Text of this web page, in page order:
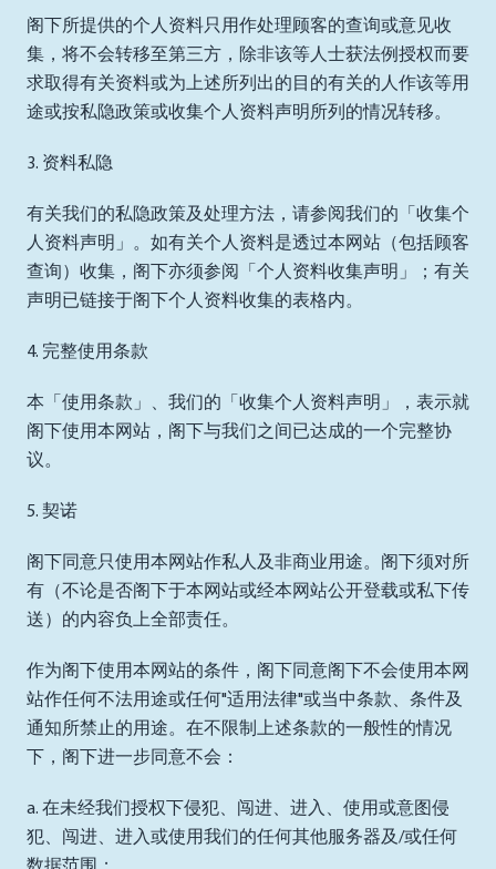
阁下所提供的个人资料只用作处理顾客的查询或意见收
集，将不会转移至第三方，除非该等人士获法例授权而要
求取得有关资料或为上述所列出的目的有关的人作该等用
途或按私隐政策或收集个人资料声明所列的情况转移。
3. 资料私隐
有关我们的私隐政策及处理方法，请参阅我们的「收集个
人资料声明」。如有关个人资料是透过本网站（包括顾客
查询）收集，阁下亦须参阅「个人资料收集声明」；有关
声明已链接于阁下个人资料收集的表格内。
4. 完整使用条款
本「使用条款」、我们的「收集个人资料声明」，表示就
阁下使用本网站，阁下与我们之间已达成的一个完整协
议。
5. 契诺
阁下同意只使用本网站作私人及非商业用途。阁下须对所
有（不论是否阁下于本网站或经本网站公开登载或私下传
送）的内容负上全部责任。
作为阁下使用本网站的条件，阁下同意阁下不会使用本网
站作任何不法用途或任何"适用法律"或当中条款、条件及
通知所禁止的用途。在不限制上述条款的一般性的情况
下，阁下进一步同意不会：
a. 在未经我们授权下侵犯、闯进、进入、使用或意图侵
犯、闯进、进入或使用我们的任何其他服务器及/或任何
数据范围；